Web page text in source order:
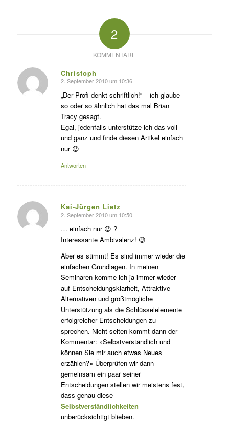
2
KOMMENTARE
Christoph
s
agte:
2. September 2010 um 10:36
„Der Profi denkt schriftlich!“ – ich glaube
so oder so ähnlich hat das mal Brian
Tracy gesagt.
Egal, jedenfalls unterstütze ich das voll
und ganz und finde diesen Artikel einfach
nur 😉
Antworten
Kai-Jürgen Lietz
s
agte:
2. September 2010 um 10:50
… einfach nur 😉 ?
Interessante Ambivalenz! 😉
Aber es stimmt! Es sind immer wieder die
einfachen Grundlagen. In meinen
Seminaren komme ich ja immer wieder
auf Entscheidungsklarheit, Attraktive
Alternativen und größtmögliche
Unterstützung als die Schlüsselelemente
erfolgreicher Entscheidungen zu
sprechen. Nicht selten kommt dann der
Kommentar: »Selbstverständlich und
können Sie mir auch etwas Neues
erzählen?« Überprüfen wir dann
gemeinsam ein paar seiner
Entscheidungen stellen wir meistens fest,
dass genau diese
Selbstverständlichkeiten
unberücksichtigt blieben.